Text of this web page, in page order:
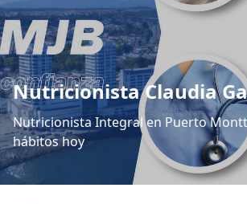
Nutricionista Claudia
Nutricionista Integral en Puerto
hábitos hoy